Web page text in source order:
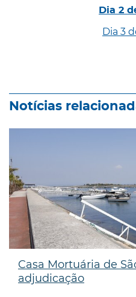
Dia 2
Dia 3
Notícias
Casa Mortuária de
adjudicação